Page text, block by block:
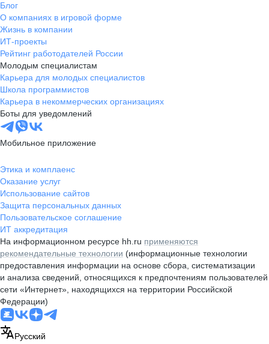
Блог
О компаниях в игровой форме
Жизнь в компании
ИТ-проекты
Рейтинг работодателей России
Молодым специалистам
Карьера для молодых специалистов
Школа программистов
Карьера в некоммерческих организациях
Боты для уведомлений
Мобильное приложение
Этика и комплаенс
Оказание услуг
Использование сайтов
Защита персональных данных
Пользовательское соглашение
ИТ аккредитация
На информационном ресурсе hh.ru применяются
рекомендательные технологии (информационные технологии
предоставления информации на основе сбора, систематизации
и анализа сведений, относящихся к предпочтениям пользователей
сети «Интернет», находящихся на территории Российской
Федерации)
Русский